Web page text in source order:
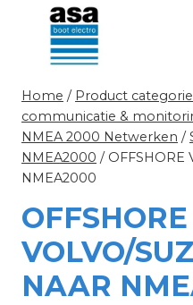
Doorgaan
inhoud
Home / Product
communicatie &
NMEA 2000 Netwerken /
NMEA2000 / OFFSHORE
NMEA2000
OFFSHORE
VOLVO/
NAAR